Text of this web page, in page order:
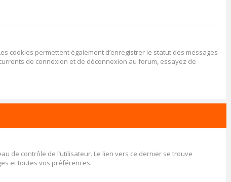
cookies permettent également d’enregistrer le statut des messages
de connexion et de déconnexion au forum, essayez de
de contrôle de l’utilisateur. Le lien vers ce dernier se trouve
et toutes vos préférences.